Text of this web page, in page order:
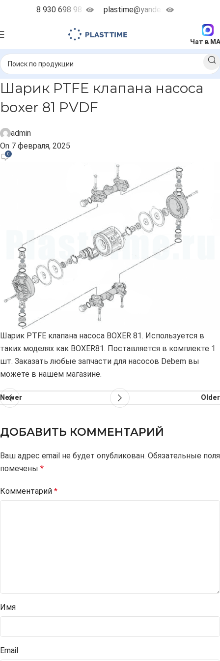
8 930 698 98 38 plastime@yandex.ru
Чат в
Шарик PTFE клапана насоса
boxer 81 PVDF
admin
On 7 февраля, 2025
0
Шарик PTFE клапана насоса BOXER 81. Используется в
таких моделях как BOXER81. Поставляется в комплекте 1
шт. Заказать любые запчасти для насосов Debem вы
можете в нашем магазине.
Newer Older
ДОБАВИТЬ КОММЕНТАРИЙ
Ваш адрес email не будет опубликован. Обязательные поля
помечены *
Комментарий *
Имя
Email
Alternative: